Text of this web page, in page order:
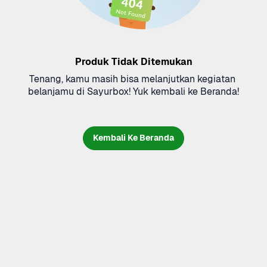
Produk Tidak Ditemukan
Tenang, kamu masih bisa melanjutkan kegiatan
belanjamu di Sayurbox! Yuk kembali ke Beranda!
Kembali Ke Beranda